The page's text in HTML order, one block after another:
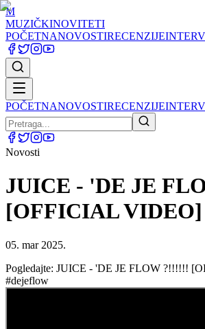
M
MUZIČKINOVITETI
POČETNANOVOSTIRECENZIJE
POČETNANOVOSTIRECENZIJE
Novosti
JUICE - 'DE JE
[OFFICIAL VIDEO]
05. mar 2025.
Pogledajte: JUICE - 'DE JE FLOW ?!!!!!!
#dejeflow